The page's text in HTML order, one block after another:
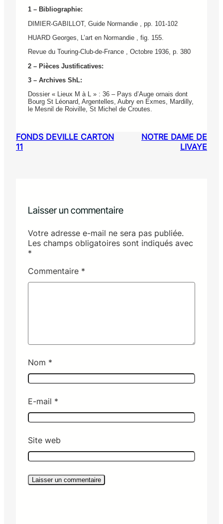
1 – Bibliographie:
DIMIER-GABILLOT, Guide Normandie , pp. 101-102
HUARD Georges, L’art en Normandie , fig. 155.
Revue du Touring-Club-de-France , Octobre 1936, p. 380
2 – Pièces Justificatives:
3 – Archives ShL:
Dossier « Lieux M à L » : 36 – Pays d’Auge ornais dont
Bourg St Léonard, Argentelles, Aubry en Exmes, Mardilly,
le Mesnil de Roiville, St Michel de Croutes.
FONDS DEVILLE CARTON
11
NOTRE DAME DE
LIVAYE
Laisser un commentaire
Votre adresse e-mail ne sera pas publiée.
Les champs obligatoires sont indiqués avec
*
Commentaire *
Nom *
E-mail *
Site web